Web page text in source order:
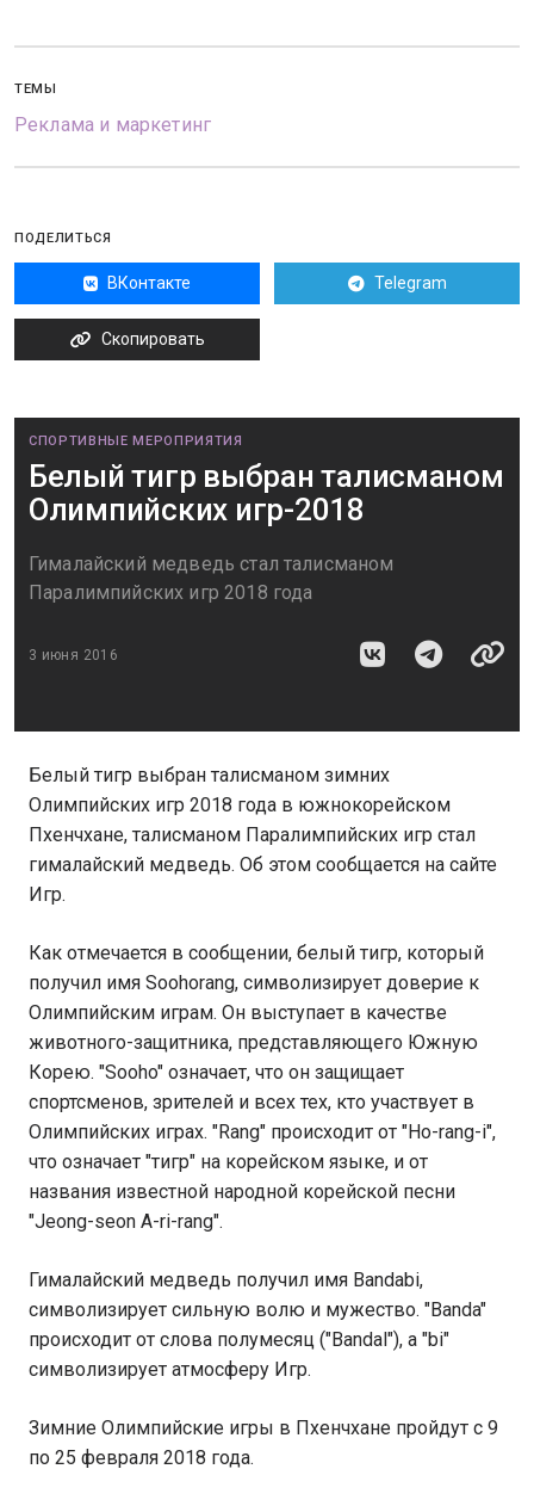
ТЕМЫ
Реклама и маркетинг
ПОДЕЛИТЬСЯ
ВКонтакте Telegram
Скопировать
СПОРТИВНЫЕ МЕРОПРИЯТИЯ
Белый тигр выбран талисманом
Олимпийских игр-2018
Гималайский медведь стал талисманом
Паралимпийских игр 2018 года
3 июня 2016
Белый тигр выбран талисманом зимних
Олимпийских игр 2018 года в южнокорейском
Пхенчхане, талисманом Паралимпийских игр стал
гималайский медведь. Об этом сообщается на сайте
Игр.
Как отмечается в сообщении, белый тигр, который
получил имя Soohorang, символизирует доверие к
Олимпийским играм. Он выступает в качестве
животного-защитника, представляющего Южную
Корею. "Sooho" означает, что он защищает
спортсменов, зрителей и всех тех, кто участвует в
Олимпийских играх. "Rang" происходит от "Ho-rang-i",
что означает "тигр" на корейском языке, и от
названия известной народной корейской песни
"Jeong-seon A-ri-rang".
Гималайский медведь получил имя Bandabi,
символизирует сильную волю и мужество. "Banda"
происходит от слова полумесяц ("Bandal"), а "bi"
символизирует атмосферу Игр.
Зимние Олимпийские игры в Пхенчхане пройдут с 9
по 25 февраля 2018 года.